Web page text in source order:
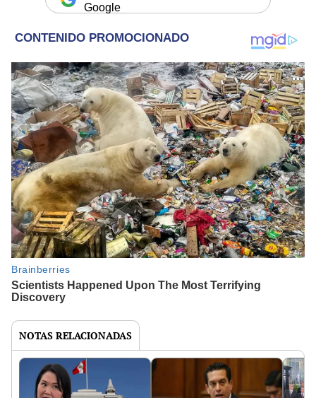
Google
NOTAS RELACIONADAS